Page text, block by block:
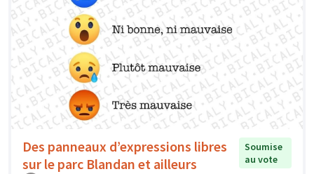
Des panneaux d’expressions libres
sur le parc Blandan et ailleurs
Soumise
au vote